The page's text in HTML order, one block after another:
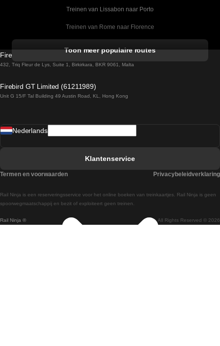
Treinen van Lissabon naar Porto
Treinen van Rome naar Florence
Treinen van Sevilla naar Barcelona
Treinen van Praag naar Wenen
Treinen van Wenen naar Salzburg
Treinen van Wenen naar Praag
Toon meer populaire routes
Firebird GT Limited (OC 1451)
432, Triq Fleur de Lys, Suite 1, Birkirkara, BKR 9061, Malta
Firebird GT Limited (61211989)
Unit G 15/F Tal Building 49 Austin Road, KL, Hong Kong
Rail Ninja ® All Rights Reserved © 2026
Rail Ninja is een reserveringsservice voor het online boeken van treinkaartjes. Rail Ninja is geen
spoorwegmaatschappij en bezit of exploiteert geen treinen.
Nederlands
Klantenservice
Termen en voorwaarden Privacybeleidverklaring